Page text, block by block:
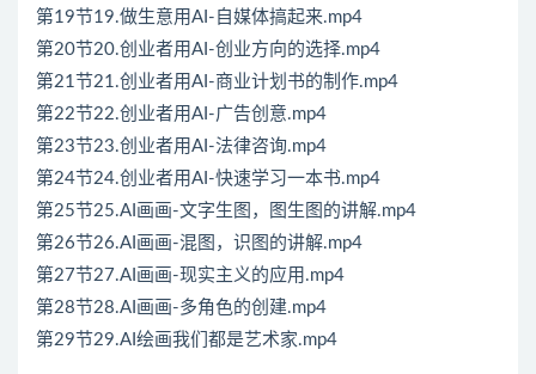
第19节19.做生意用AI-自媒体搞起来.mp4
第20节20.创业者用AI-创业方向的选择.mp4
第21节21.创业者用AI-商业计划书的制作.mp4
第22节22.创业者用AI-广告创意.mp4
第23节23.创业者用AI-法律咨询.mp4
第24节24.创业者用AI-快速学习一本书.mp4
第25节25.AI画画-文字生图，图生图的讲解.mp4
第26节26.AI画画-混图，识图的讲解.mp4
第27节27.AI画画-现实主义的应用.mp4
第28节28.AI画画-多角色的创建.mp4
第29节29.AI绘画我们都是艺术家.mp4